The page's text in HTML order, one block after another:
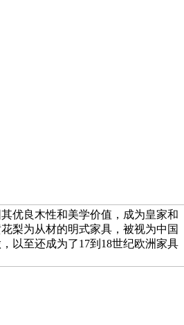
优良木性和美学价值，成为皇家和
梨为从材的明式家具，被视为中国
以至还成为了17到18世纪欧洲家具